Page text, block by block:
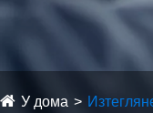
У дома